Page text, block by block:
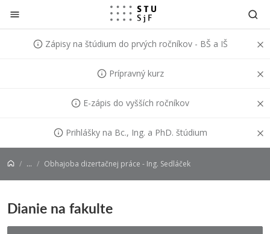
Prejsť na obsah
Zápisy na štúdium do prvých ročníkov - BŠ a IŠ
Prípravný kurz
E-zápis do vyšších ročníkov
Prihlášky na Bc., Ing. a PhD. štúdium
... Obhajoba dizertačnej práce - Ing. Sedláček
Dianie na fakulte